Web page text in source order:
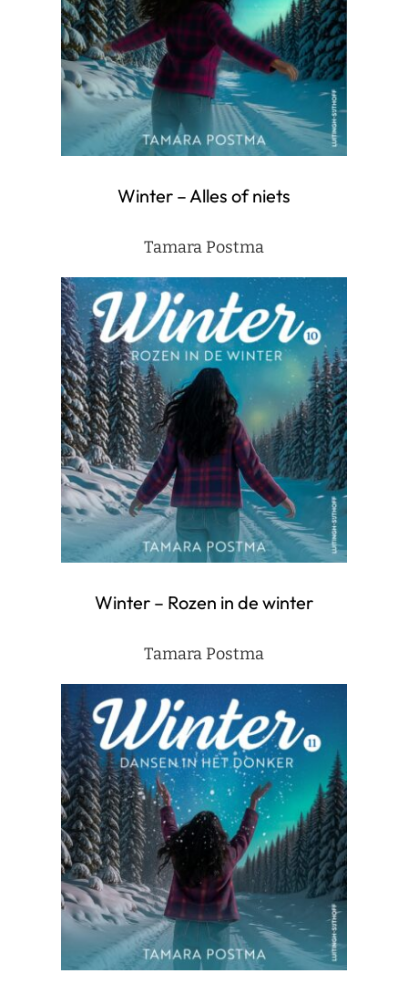
Winter – Alles of niets
Tamara Postma
Winter – Rozen in de winter
Tamara Postma